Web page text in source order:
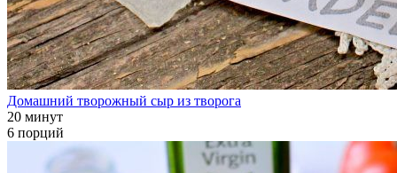
Домашний творожный сыр из творога
20 минут
6 порций